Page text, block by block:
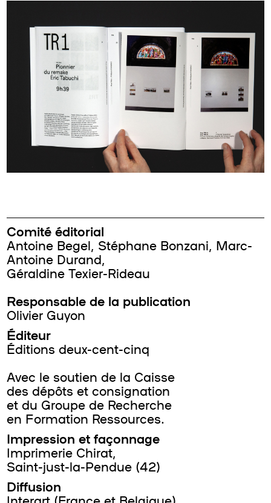
Comité éditorial
Antoine Begel, Stéphane Bonzani, Marc-
Antoine Durand,
Géraldine Texier-Rideau
Responsable de la publication
Olivier Guyon
Éditeur
Éditions deux-cent-cinq
Avec le soutien de la Caisse
des dépôts et consignation
et du Groupe de Recherche
en Formation Ressources.
Impression et façonnage
Imprimerie Chirat,
Saint-just-la-Pendue (42)
Diffusion